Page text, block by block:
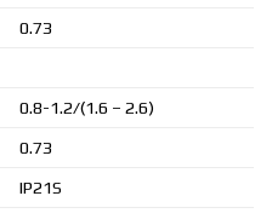
0.73
0.8-1.2/(1.6 – 2.6)
0.73
IP21S